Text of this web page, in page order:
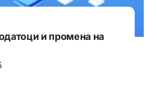
и промена на